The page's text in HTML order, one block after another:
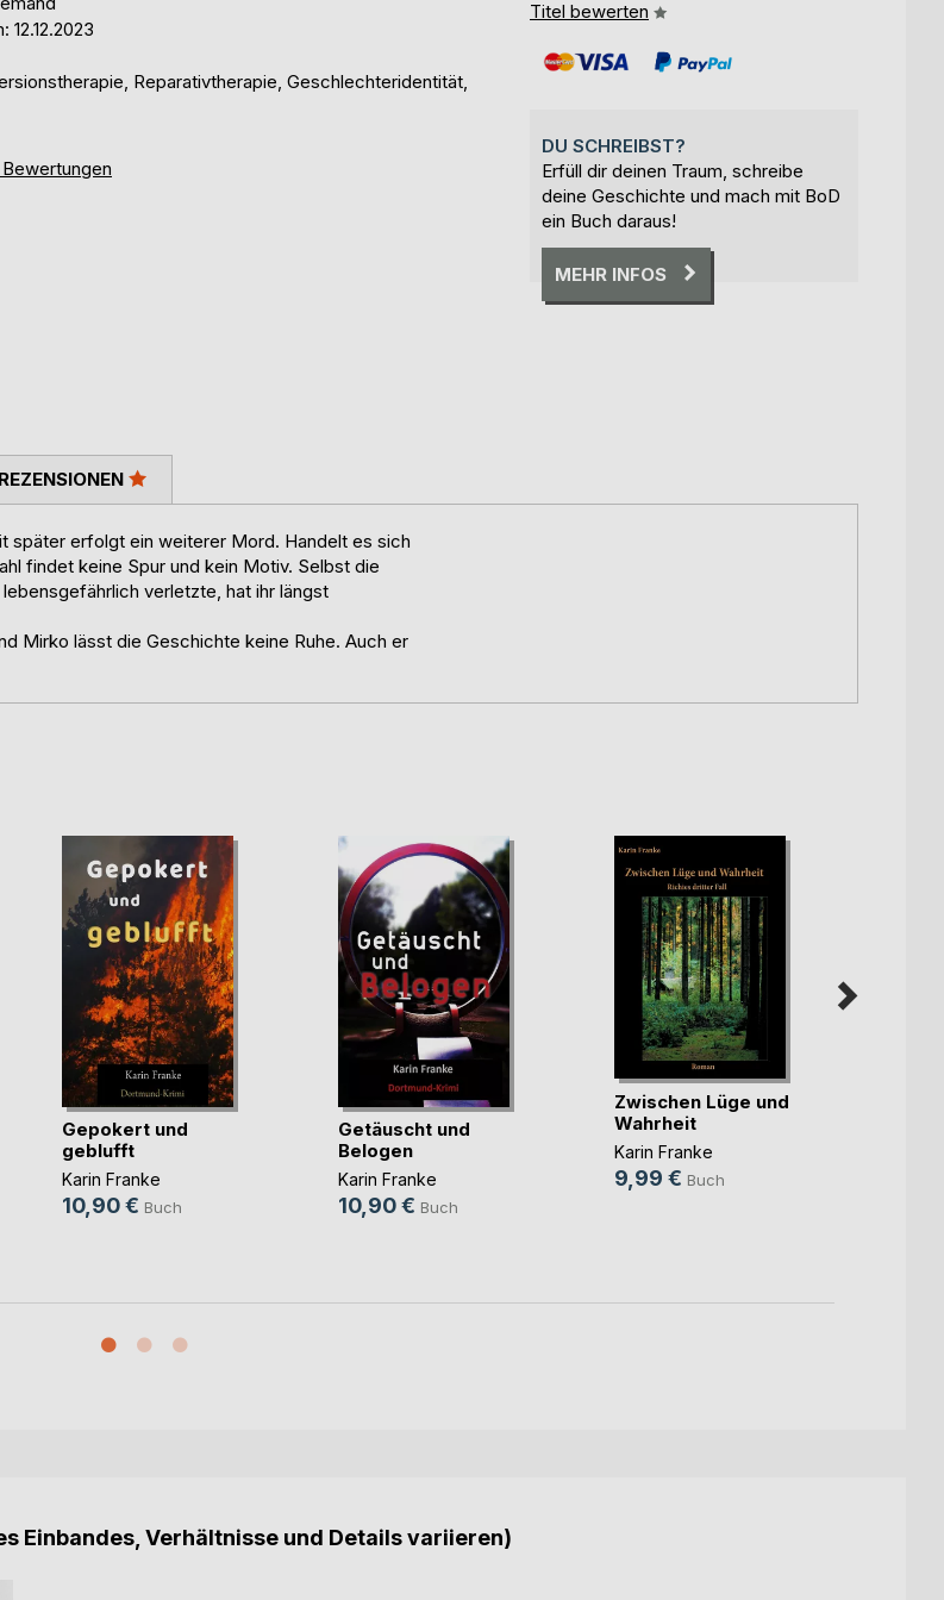
12.12.2023
Reparativtherapie, Geschlechteridentität,
Bewertungen
Titel bewerten
DU SCHREIBST?
Erfüll dir deinen Traum, schreibe
deine Geschichte und mach mit BoD
ein Buch daraus!
MEHR INFOS
später erfolgt ein weiterer Mord. Handelt es sich
findet keine Spur und kein Motiv. Selbst die
verletzte, hat ihr längst
Mirko lässt die Geschichte keine Ruhe. Auch er
REZENSIONEN
Gepokert und
geblufft
Karin Franke
10,90 € Buch
Getäuscht und
Belogen
Karin Franke
10,90 € Buch
Zwischen Lüge und
Wahrheit
Karin Franke
9,99 € Buch
Einbandes, Verhältnisse und Details variieren)